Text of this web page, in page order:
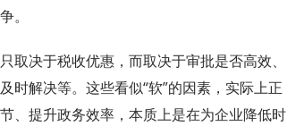
。
取决于税收优惠，而取决于审批是否高效、
时解决等。这些看似“软”的因素，实际上正
、提升政务效率，本质上是在为企业降低时